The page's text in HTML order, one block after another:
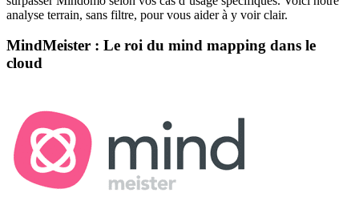
analyse terrain, sans filtre, pour vous aider à y voir clair.
MindMeister : Le roi du mind mapping dans le
cloud